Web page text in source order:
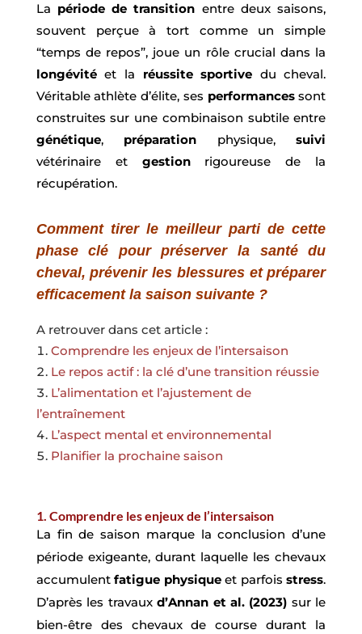
La période de transition entre deux saisons,
souvent perçue à tort comme un simple
“temps de repos”, joue un rôle crucial dans la
longévitéet la réussite sportive du cheval.
Véritable athlète d’élite, ses performancessont
construites sur une combinaison subtile entre
génétique, préparation physique,suivi
vétérinaire et gestionrigoureuse de la
récupération.
Comment tirer le meilleur parti de cette
phase clé pour préserver la santé du
cheval, prévenir les blessures et préparer
efficacement la saison suivante ?
A retrouver dans cet article :
Comprendre les enjeux de l’intersaison
Le repos actif : la clé d’une transition réussie
L’alimentation et l’ajustement de
l’entraînement
L’aspect mental et environnemental
Planifier la prochaine saison
1. Comprendre les enjeux de l’intersaison
La fin de saison marque la conclusion d’une
période exigeante, durant laquelle les chevaux
accumulentfatigue physiqueet parfoisstress.
D’après les travauxd’Annan et al. (2023) sur le
bien-être des chevaux de course durant la